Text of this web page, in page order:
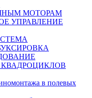
МОТОРАМ
УПРАВЛЕНИЕ
в полевых